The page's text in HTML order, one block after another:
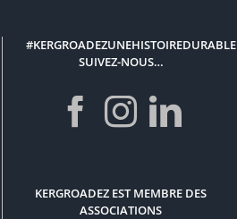
#KERGROADEZUNEHISTOIREDURABLE
SUIVEZ-NOUS…
KERGROADEZ EST MEMBRE DES
ASSOCIATIONS